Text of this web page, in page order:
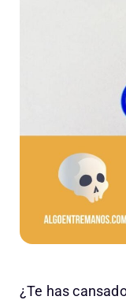
¿Te has